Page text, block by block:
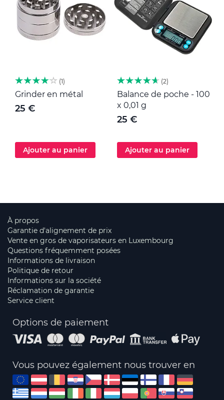
1
Grinder en métal
25 €
Ajouter au panier
2
Balance de poche - 100
x 0,01 g
25 €
Ajouter au panier
À propos
Garantie d'alignement de prix
Vente en gros de vaporisateurs en Luxembourg
Questions fréquemment posées
Informations de livraison
Politique de retour
Informations sur la société
Réclamation de garantie
Service client
Options de paiement
Vous pouvez également nous trouver en